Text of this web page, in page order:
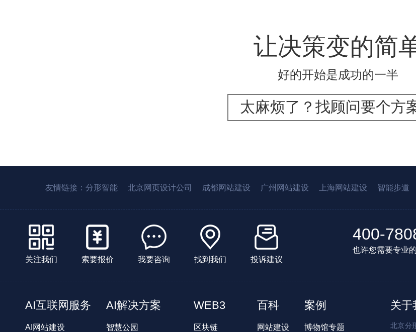
让决策变的简
好的开始是成功的一半
太麻烦了？找顾问要个方
友情链接： 分形智能 北京网页设计公司 成都网站建设 广州网站建设 上海网站建设 智能步道
关注我们 索要报价 我要咨询 找到我们 投诉建议
400-
也许您需要专业
AI互联网服务
AI网站建设
AI解决方案
智慧公园
WEB3
区块链
百科
网站建设
案例
博物馆专题
关于
北京分